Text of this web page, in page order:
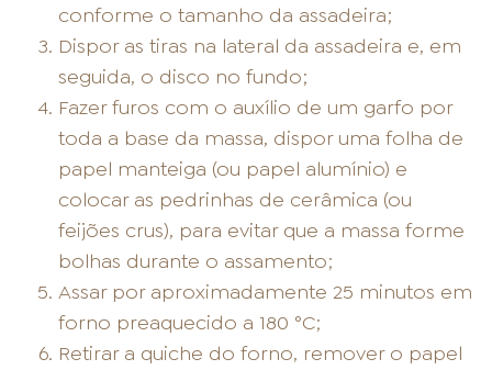
conforme o tamanho da assadeira;
Dispor as tiras na lateral da assadeira e, em
seguida, o disco no fundo;
Fazer furos com o auxílio de um garfo por
toda a base da massa, dispor uma folha de
papel manteiga (ou papel alumínio) e
colocar as pedrinhas de cerâmica (ou
feijões crus), para evitar que a massa forme
bolhas durante o assamento;
Assar por aproximadamente 25 minutos em
forno preaquecido a 180 °C;
Retirar a quiche do forno, remover o papel